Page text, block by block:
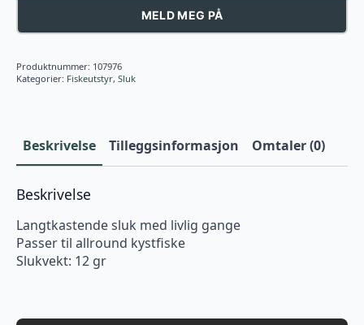
MELD MEG PÅ
Produktnummer: 107976
Kategorier: Fiskeutstyr, Sluk
Beskrivelse Tilleggsinformasjon Omtaler (0)
Beskrivelse
Langtkastende sluk med livlig gange
Passer til allround kystfiske
Slukvekt: 12 gr